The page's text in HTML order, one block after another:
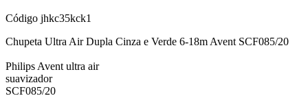
Código jhkc35kck1
Chupeta Ultra Air Dupla Cinza e Verde 6-18m Avent SCF085/20
Philips Avent ultra air
suavizador
SCF085/20